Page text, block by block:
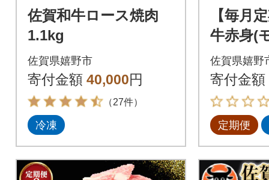
佐賀和牛ロース焼肉
1.1kg
佐賀県嬉野市
寄付金額 40,000円
（27件）
冷凍
【毎月
牛赤身(
り
佐賀県嬉野
寄付金額
定期便